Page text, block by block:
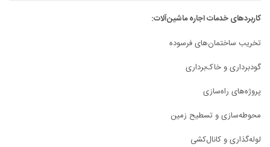
کاربردهای خدمات اجاره ماشین‌آلات:
تخریب ساختمان‌های فرسوده
گودبرداری و خاک‌برداری
پروژه‌های راه‌سازی
محوطه‌سازی و تسطیح زمین
لوله‌گذاری و کانال‌کشی